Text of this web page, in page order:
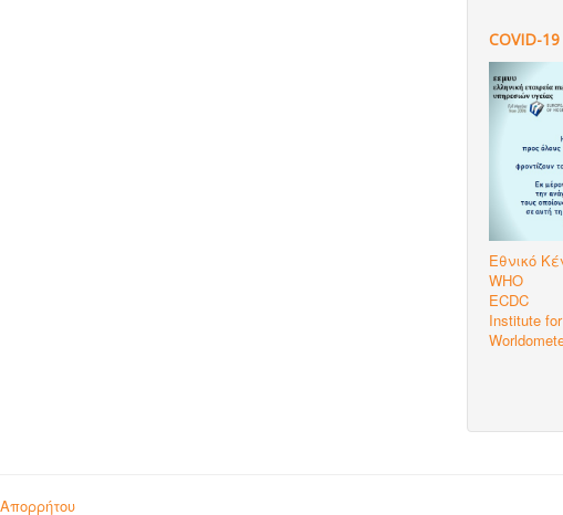
COVID-
Εθνικό
WHO
ECDC
Institute